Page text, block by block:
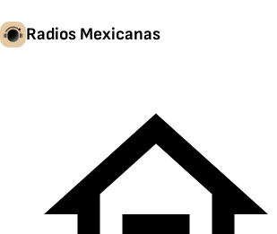
Radios Mexicanas